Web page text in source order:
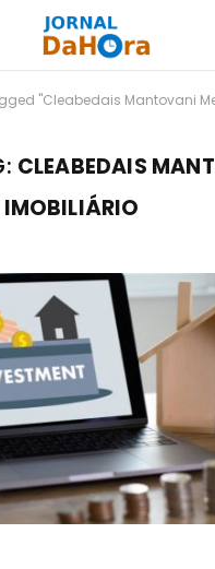
"Cleabedais Mantovani
CLEABEDAIS